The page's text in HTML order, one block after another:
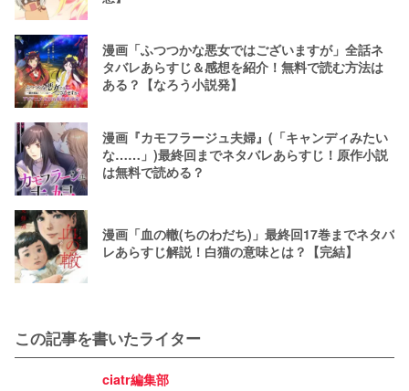
漫画「ふつつかな悪女ではございますが」全話ネ
タバレあらすじ＆感想を紹介！無料で読む方法は
ある？【なろう小説発】
漫画『カモフラージュ夫婦』(「キャンディみたい
な……」)最終回までネタバレあらすじ！原作小説
は無料で読める？
漫画「血の轍(ちのわだち)」最終回17巻までネタバ
レあらすじ解説！白猫の意味とは？【完結】
この記事を書いたライター
ciatr編集部